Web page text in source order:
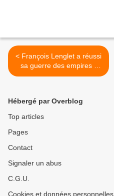
< François Lenglet a réussi
sa guerre des empires -
Chine vs Etats-Unis (I)
Hébergé par Overblog
Top articles
Pages
Contact
Signaler un abus
C.G.U.
Cookies et données personnelles